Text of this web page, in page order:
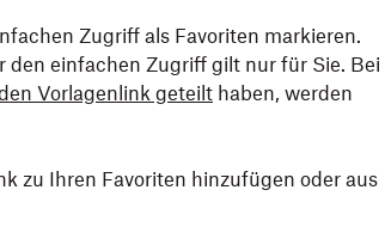
Zugriff als Favoriten markieren.
den einfachen Zugriff gilt nur für Sie. Bei
Vorlagenlink geteilt haben, werden
zu Ihren Favoriten hinzufügen oder aus